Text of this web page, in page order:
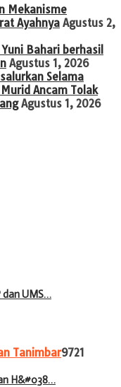
Mekanisme
Ayahnya Agustus 2,
Bahari berhasil
Agustus 1, 2026
Selama
Ancam Tolak
Agustus 1, 2026
dan UMS…
Tanimbar9721
H&#038…